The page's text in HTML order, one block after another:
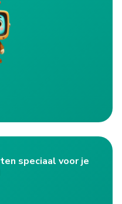
speciaal voor je